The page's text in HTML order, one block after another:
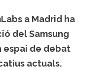
a Madrid ha
del Samsung
espai de debat
actuals.